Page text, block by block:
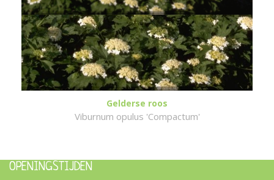
Gelderse roos
Viburnum opulus 'Compactum'
OPENINGSTIJDEN